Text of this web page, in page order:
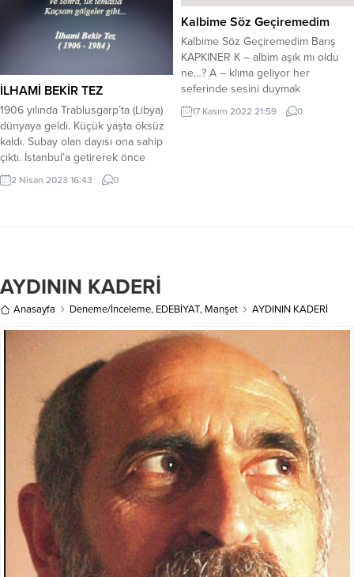
kısmı ise...
İLHAMİ BEKİR TEZ
1906 yılında Trablusgarp’ta (Libya)
dünyaya geldi. Küçük yaşta öksüz
kaldı. Subay olan dayısı ona sahip
çıktı. İstanbul’a getirerek önce
mahalle mektebine, ardından özel
bir okula yerleştirdi. Dayısı
görevini tamamladı ve emekli
2 Nisan 2023 16:43 0
Kalbime Söz Geçiremedim
Kalbime Söz Geçiremedim Barış
KAPKINER K – albim aşık mı oldu
ne…? A – klıma geliyor her
seferinde sesini duymak
istercesine, L – eyla’sını bekleyen
Mecnun gibiyim sanki, B – aktığım
17 Kasım 2022 21:59 0
AYDININ KADERİ
Anasayfa Deneme/İnceleme, EDEBİYAT, Manşet AYDININ KADERİ